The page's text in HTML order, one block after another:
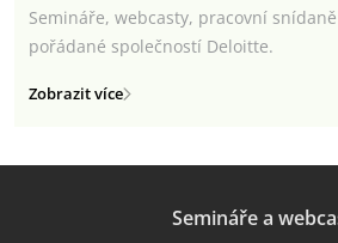
Semináře, webcasty, pracovní
pořádané společností Deloitte.
Zobrazit více
Semináře a